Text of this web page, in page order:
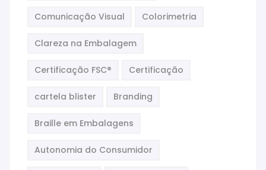
Comunicação Visual Colorimetria
Clareza na Embalagem
Certificação FSC® Certificação
cartela blister Branding
Braille em Embalagens
Autonomia do Consumidor